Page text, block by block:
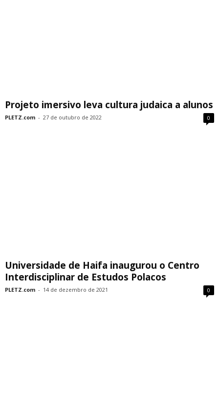
Projeto imersivo leva cultura judaica a alunos
PLETZ.com - 27 de outubro de 2022 0
Universidade de Haifa inaugurou o Centro
Interdisciplinar de Estudos Polacos
PLETZ.com - 14 de dezembro de 2021 0